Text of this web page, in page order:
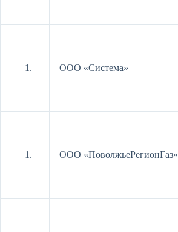
ООО «Система»
ООО «ПоволжьеРегионГаз»